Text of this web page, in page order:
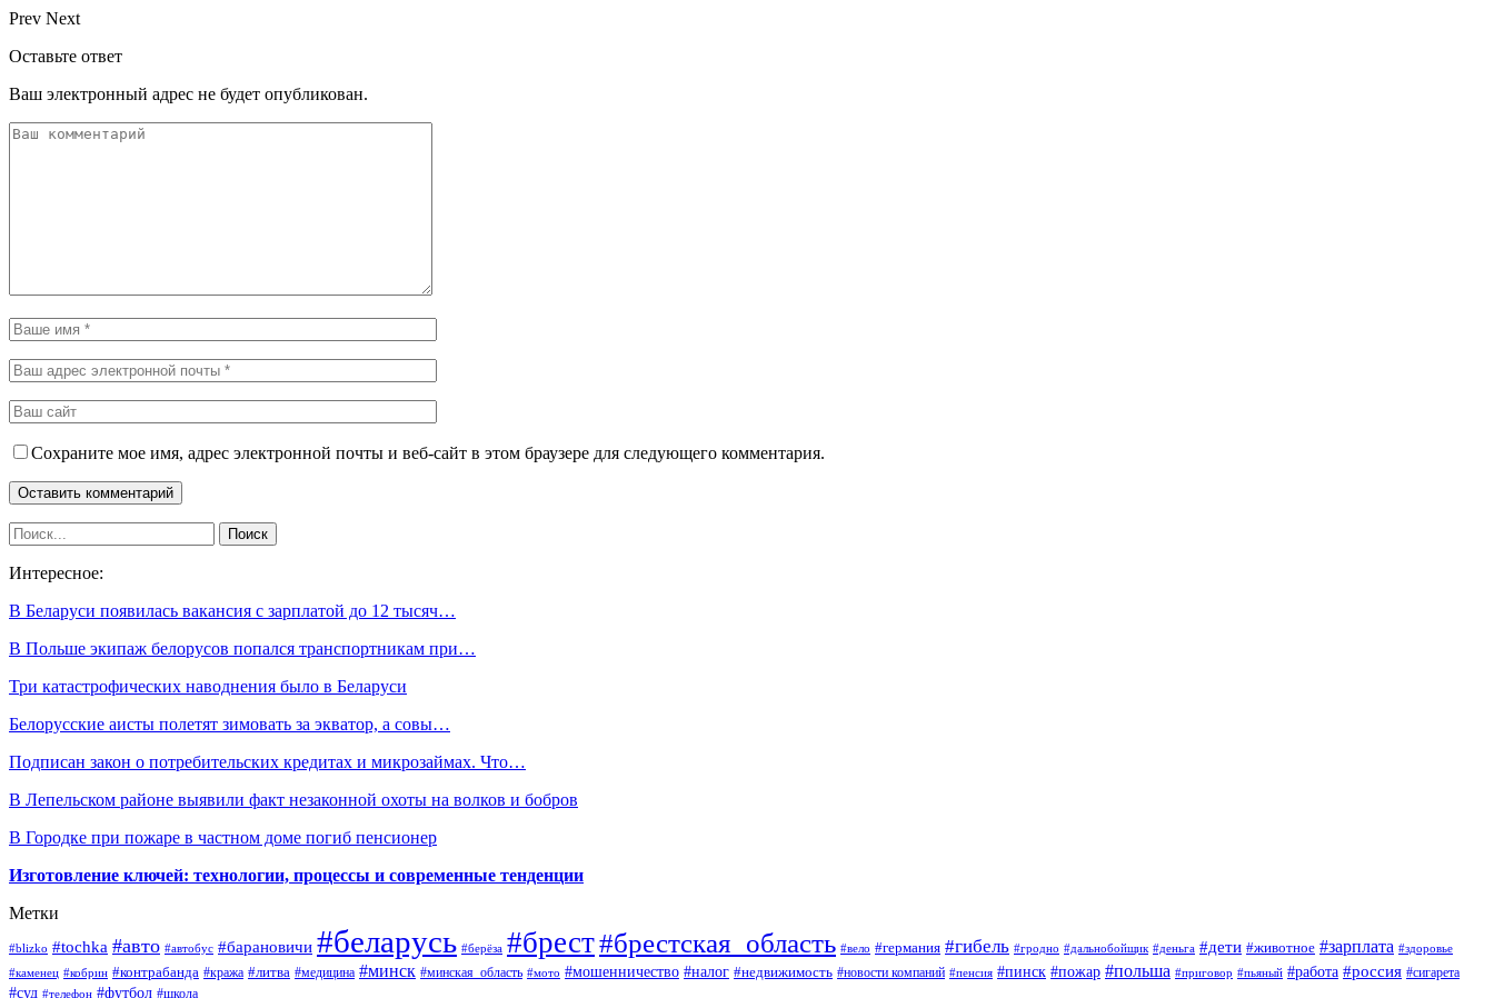
Prev Next
Оставьте ответ
Ваш электронный адрес не будет опубликован.
Сохраните мое имя, адрес электронной почты и веб-сайт в этом браузере для следующего комментария.
Интересное:
В Беларуси появилась вакансия с зарплатой до 12 тысяч…
В Польше экипаж белорусов попался транспортникам при…
Три катастрофических наводнения было в Беларуси
Белорусские аисты полетят зимовать за экватор, а совы…
Подписан закон о потребительских кредитах и микрозаймах. Что…
В Лепельском районе выявили факт незаконной охоты на волков и бобров
В Городке при пожаре в частном доме погиб пенсионер
Изготовление ключей: технологии, процессы и современные тенденции
Метки
#blizko #tochka #авто #автобус #барановичи #беларусь #берёза #брест#брестская_область #вело #германия #гибель #гродно #дальнобойщик #деньга #дети #животное #зарплата #здоровье
#каменец #кобрин #контрабанда #кража #литва #медицина #минск #минская_область #мото #мошенничество #налог #недвижимость #новости компаний #пенсия #пинск #пожар #польша #приговор #пьяный #работа #россия #сигарета
#суд #телефон #футбол #школа